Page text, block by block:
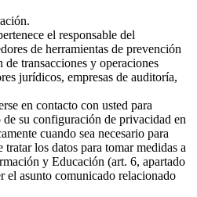
el responsable del
de herramientas de prevención
transacciones y operaciones
jurídicos, empresas de auditoría,
en contacto con usted para
de su configuración de privacidad en
cuando sea necesario para
los datos para tomar medidas a
y Educación (art. 6, apartado
el asunto comunicado relacionado